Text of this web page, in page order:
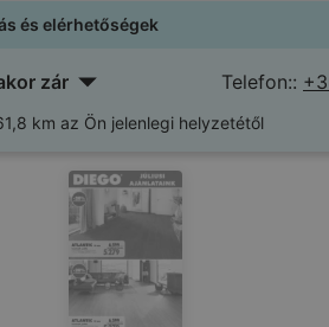
és elérhetőségek
zár Telefon::
km az Ön jelenlegi helyzetétől